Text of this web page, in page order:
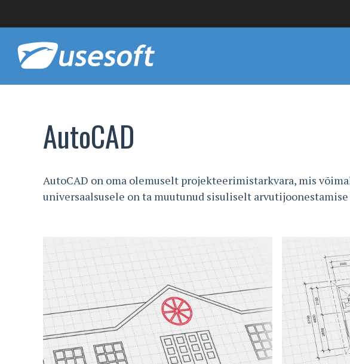
AutoCAD
AutoCAD on oma olemuselt projekteerimistarkvara, mis
universaalsusele on ta muutunud sisuliselt